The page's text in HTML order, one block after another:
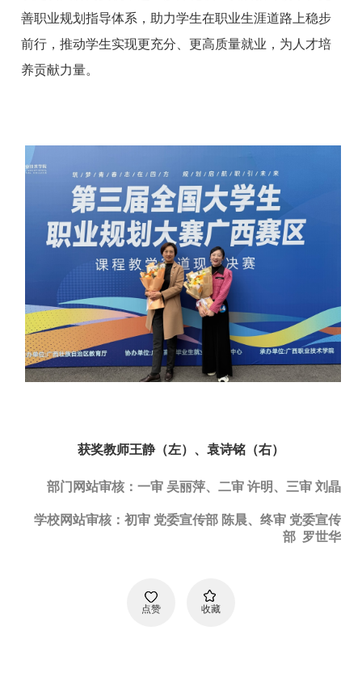
善职业规划指导体系，助力学生在职业生涯道路上稳步
前行，推动学生实现更充分、更高质量就业，为人才培
养贡献力量。
获奖教师王静（左） 、袁诗铭（右）
部门网站审核：一审 吴丽萍、二审 许明、三审 刘晶
学校网站审核：初审 党委宣传部 陈晨、终审 党委宣传
部 罗世华
点赞 收藏